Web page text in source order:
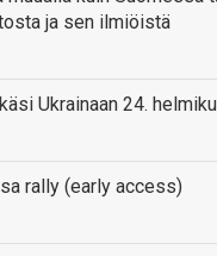
ja sen ilmiöistä
Ukrainaan 24.
rally (early access)